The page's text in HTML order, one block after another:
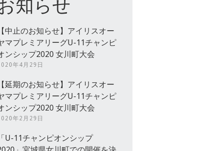
知らせ
中止のお知らせ】アイリスオー
マプレミアリーグU-11チャンピ
ンシップ2020 女川町大会
年4月29日
延期のお知らせ】アイリスオー
マプレミアリーグU-11チャンピ
ンシップ2020 女川町大会
年2月29日
U-11チャンピオンシップ